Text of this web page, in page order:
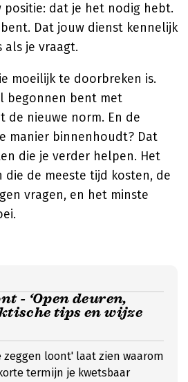
positie: dat je het nodig hebt.
Dat jouw dienst kennelijk
als je vraagt.
moeilijk te doorbreken is.
begonnen bent met
de nieuwe norm. En de
manier binnenhoudt? Dat
die je verder helpen. Het
die de meeste tijd kosten, de
vragen, en het minste
- ‘Open deuren,
tips en wijze
zeggen loont' laat zien waarom
termijn je kwetsbaar